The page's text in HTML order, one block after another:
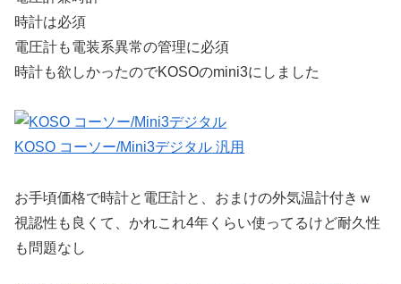
時計は必須
電圧計も電装系異常の管理に必須
時計も欲しかったのでKOSOのmini3にしました
KOSO コーソー/Mini3デジタル 汎用
お手頃価格で時計と電圧計と、おまけの外気温計付きｗ
視認性も良くて、かれこれ4年くらい使ってるけど耐久性
も問題なし